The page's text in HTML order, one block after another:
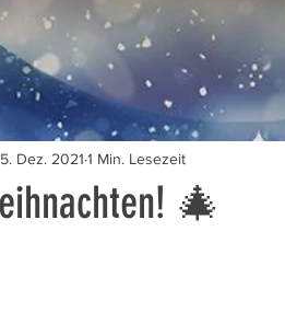
🎄
Dez. 2021 1 Min. Lesezeit